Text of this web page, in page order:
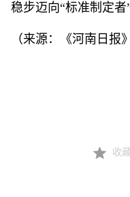
稳步迈向“标准制定者
（来源：《河南日报
收藏